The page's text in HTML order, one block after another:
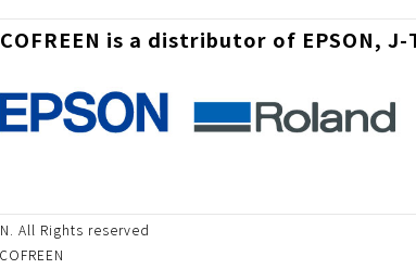
is a distributor of EPSON, J-
All Rights reserved